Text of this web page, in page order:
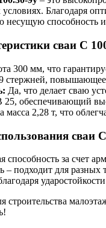
Благодаря
несущую способность
сваи С
300 мм, что
стержней, повышающее
Да, что делает сваю
25, обеспечивающий
масса 2,28 т, что
сваи
способность за счет
– подходит для разных
строительства